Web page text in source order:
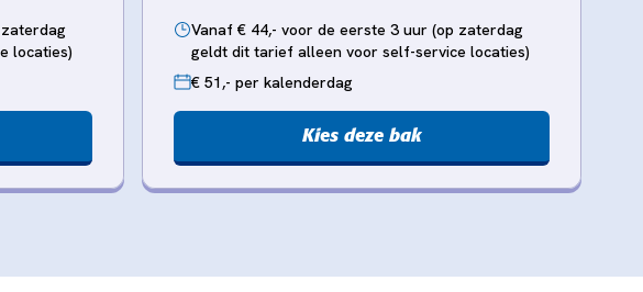
locaties)
Vanaf € 44,- voor de eerste 3 uur (op zaterdag
geldt dit tarief alleen voor self-service locaties)
€ 51,- per kalenderdag
Kies deze bak